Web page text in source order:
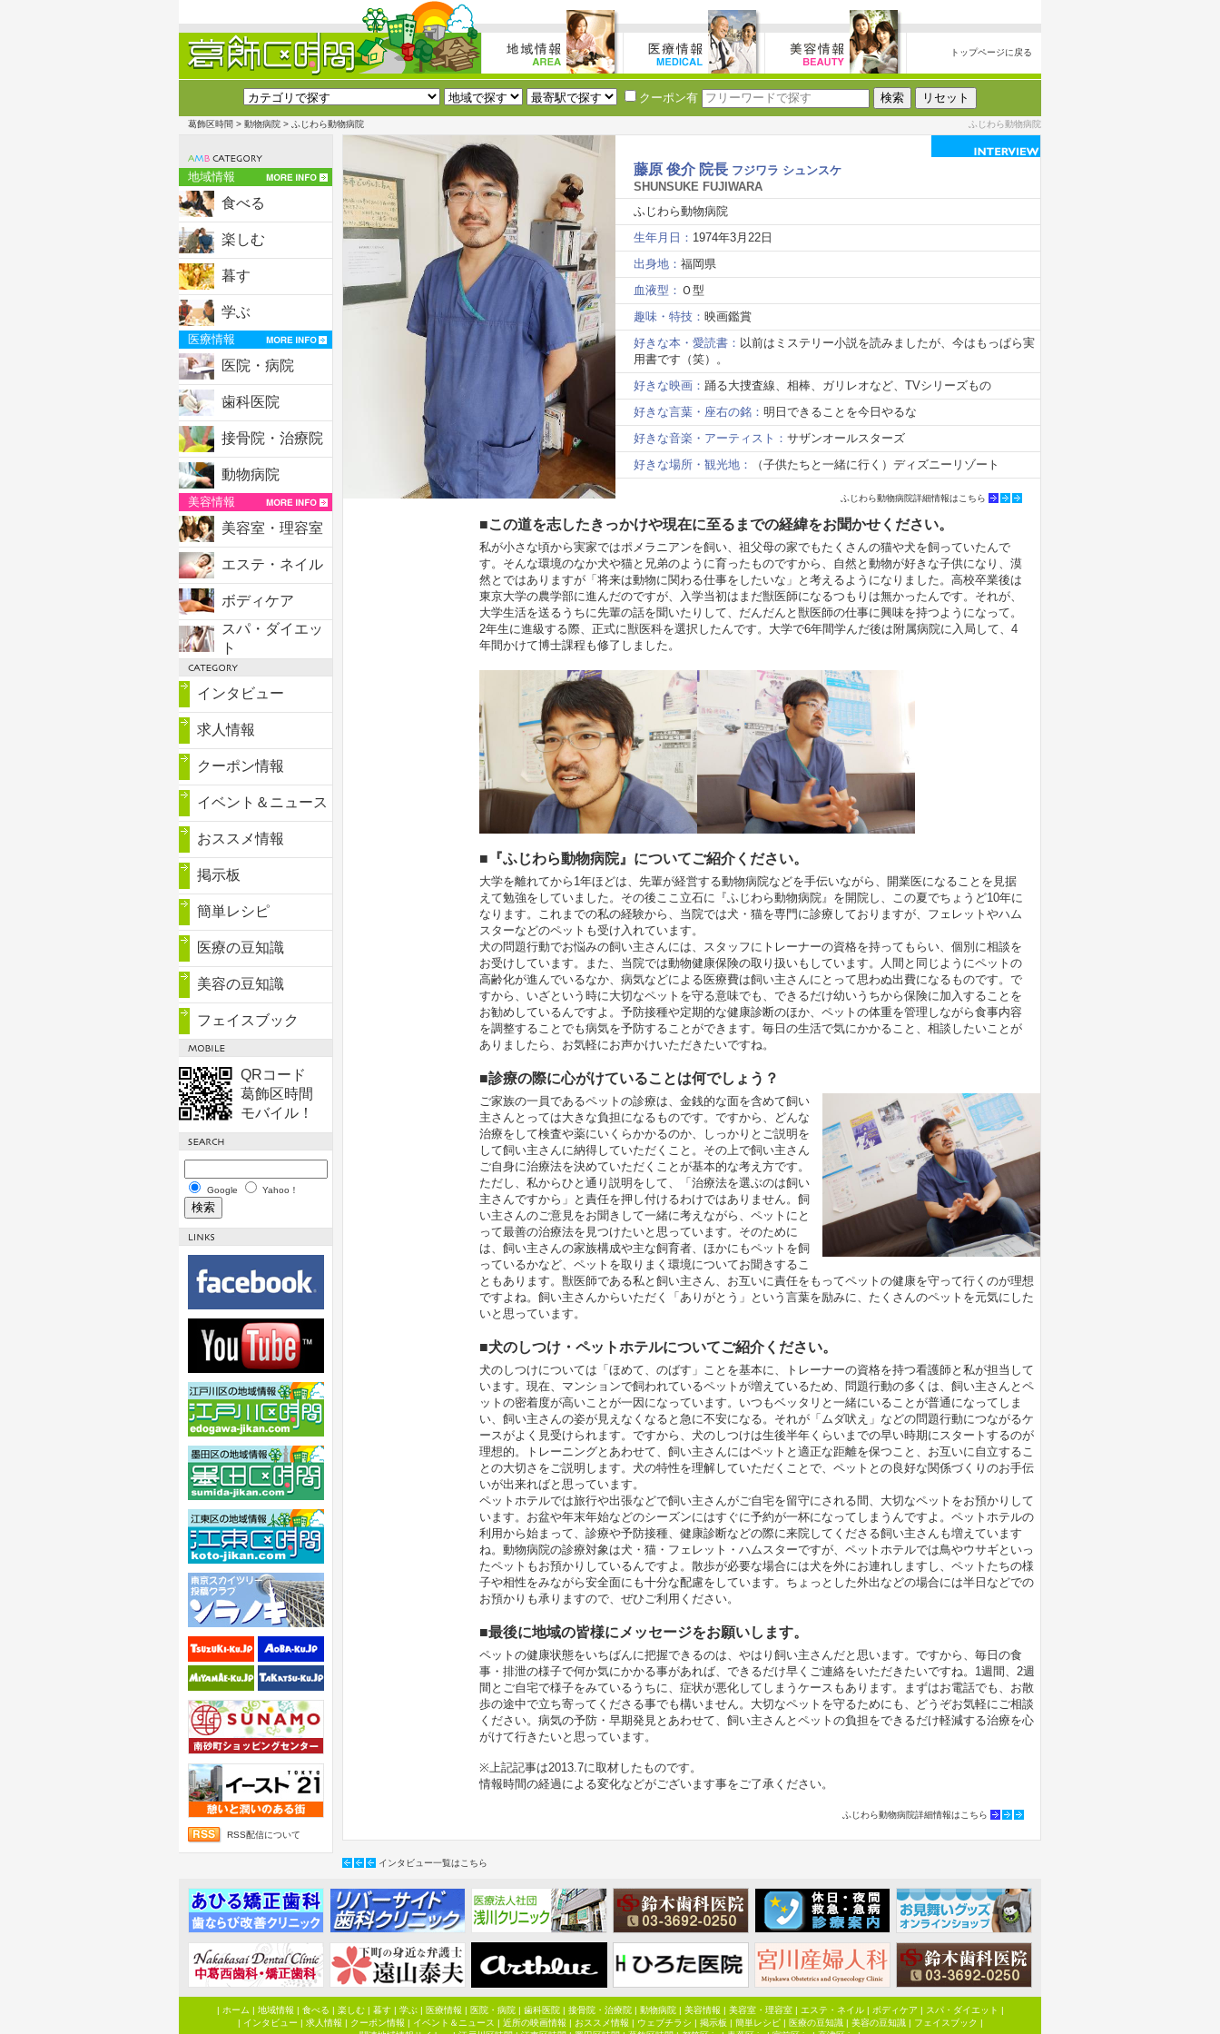
トップページに戻る
クーポン有
葛飾区時間 > 動物病院 > ふじわら動物病院 ふじわら動物病院
地域情報
食べる
楽しむ
暮す
学ぶ
医療情報
医院・病院
歯科医院
接骨院・治療院
動物病院
美容情報
美容室・理容室
エステ・ネイル
ボディケア
スパ・ダイエッ
ト
インタビュー
求人情報
クーポン情報
イベント＆ニュース
おススメ情報
掲示板
簡単レシピ
医療の豆知識
美容の豆知識
フェイスブック
QRコード
葛飾区時間
モバイル！
Google Yahoo！
RSS配信について
藤原 俊介 院長 フジワラ シュンスケ
SHUNSUKE FUJIWARA
ふじわら動物病院
生年月日： 1974年3月22日
出身地： 福岡県
血液型： Ｏ型
趣味・特技： 映画鑑賞
好きな本・愛読書： 以前はミステリー小説を読みましたが、今はもっぱら実
用書です（笑）。
好きな映画： 踊る大捜査線、相棒、ガリレオなど、TVシリーズもの
好きな言葉・座右の銘： 明日できることを今日やるな
好きな音楽・アーティスト： サザンオールスターズ
好きな場所・観光地：
（子供たちと一緒に行く）ディズニーリゾート
ふじわら動物病院詳細情報はこちら
■この道を志したきっかけや現在に至るまでの経緯をお聞かせください。
私が小さな頃から実家ではポメラニアンを飼い、祖父母の家でもたくさんの猫や犬を飼っていたんで
す。そんな環境のなか犬や猫と兄弟のように育ったものですから、自然と動物が好きな子供になり、漠
然とではありますが「将来は動物に関わる仕事をしたいな」と考えるようになりました。高校卒業後は
東京大学の農学部に進んだのですが、入学当初はまだ獣医師になるつもりは無かったんです。それが、
大学生活を送るうちに先輩の話を聞いたりして、だんだんと獣医師の仕事に興味を持つようになって。
2年生に進級する際、正式に獣医科を選択したんです。大学で6年間学んだ後は附属病院に入局して、4
年間かけて博士課程も修了しました。
■『ふじわら動物病院』についてご紹介ください。
大学を離れてから1年ほどは、先輩が経営する動物病院などを手伝いながら、開業医になることを見据
えて勉強をしていました。その後ここ立石に『ふじわら動物病院』を開院し、この夏でちょうど10年に
なります。これまでの私の経験から、当院では犬・猫を専門に診療しておりますが、フェレットやハム
スターなどのペットも受け入れています。
犬の問題行動でお悩みの飼い主さんには、スタッフにトレーナーの資格を持ってもらい、個別に相談を
お受けしています。また、当院では動物健康保険の取り扱いもしています。人間と同じようにペットの
高齢化が進んでいるなか、病気などによる医療費は飼い主さんにとって思わぬ出費になるものです。で
すから、いざという時に大切なペットを守る意味でも、できるだけ幼いうちから保険に加入することを
お勧めしているんですよ。予防接種や定期的な健康診断のほか、ペットの体重を管理しながら食事内容
を調整することでも病気を予防することができます。毎日の生活で気にかかること、相談したいことが
ありましたら、お気軽にお声かけいただきたいですね。
■診療の際に心がけていることは何でしょう？
ご家族の一員であるペットの診療は、金銭的な面を含めて飼い
主さんとっては大きな負担になるものです。ですから、どんな
治療をして検査や薬にいくらかかるのか、しっかりとご説明を
して飼い主さんに納得していただくこと。その上で飼い主さん
ご自身に治療法を決めていただくことが基本的な考え方です。
ただし、私からひと通り説明をして、「治療法を選ぶのは飼い
主さんですから」と責任を押し付けるわけではありません。飼
い主さんのご意見をお聞きして一緒に考えながら、ペットにと
って最善の治療法を見つけたいと思っています。そのために
は、飼い主さんの家族構成や主な飼育者、ほかにもペットを飼
っているかなど、ペットを取りまく環境についてお聞きするこ
ともあります。獣医師である私と飼い主さん、お互いに責任をもってペットの健康を守って行くのが理想
ですよね。飼い主さんからいただく「ありがとう」という言葉を励みに、たくさんのペットを元気にした
いと思っています。
■犬のしつけ・ペットホテルについてご紹介ください。
犬のしつけについては「ほめて、のばす」ことを基本に、トレーナーの資格を持つ看護師と私が担当して
います。現在、マンションで飼われているペットが増えているため、問題行動の多くは、飼い主さんとペ
ットの密着度が高いことが一因になっています。いつもベッタリと一緒にいることが普通になってしま
い、飼い主さんの姿が見えなくなると急に不安になる。それが「ムダ吠え」などの問題行動につながるケ
ースがよく見受けられます。ですから、犬のしつけは生後半年くらいまでの早い時期にスタートするのが
理想的。トレーニングとあわせて、飼い主さんにはペットと適正な距離を保つこと、お互いに自立するこ
との大切さをご説明します。犬の特性を理解していただくことで、ペットとの良好な関係づくりのお手伝
いが出来ればと思っています。
ペットホテルでは旅行や出張などで飼い主さんがご自宅を留守にされる間、大切なペットをお預かりして
います。お盆や年末年始などのシーズンにはすぐに予約が一杯になってしまうんですよ。ペットホテルの
利用から始まって、診療や予防接種、健康診断などの際に来院してくださる飼い主さんも増えています
ね。動物病院の診療対象は犬・猫・フェレット・ハムスターですが、ペットホテルでは鳥やウサギといっ
たペットもお預かりしているんですよ。散歩が必要な場合には犬を外にお連れしますし、ペットたちの様
子や相性をみながら安全面にも十分な配慮をしています。ちょっとした外出などの場合には半日などでの
お預かりも承りますので、ぜひご利用ください。
■最後に地域の皆様にメッセージをお願いします。
ペットの健康状態をいちばんに把握できるのは、やはり飼い主さんだと思います。ですから、毎日の食
事・排泄の様子で何か気にかかる事があれば、できるだけ早くご連絡をいただきたいですね。1週間、2週
間とご自宅で様子をみているうちに、症状が悪化してしまうケースもあります。まずはお電話でも、お散
歩の途中で立ち寄ってくださる事でも構いません。大切なペットを守るためにも、どうぞお気軽にご相談
ください。病気の予防・早期発見とあわせて、飼い主さんとペットの負担をできるだけ軽減する治療を心
がけて行きたいと思っています。
※上記記事は2013.7に取材したものです。
情報時間の経過による変化などがございます事をご了承ください。
ふじわら動物病院詳細情報はこちら
インタビュー一覧はこちら
| ホーム | 地域情報 | 食べる | 楽しむ| 暮す| 学ぶ| 医療情報 | 医院・病院| 歯科医院| 接骨院・治療院| 動物病院| 美容情報 | 美容室・理容室| エステ・ネイル| ボディケア | スパ・ダイエット |
| インタビュー | 求人情報 | クーポン情報 | イベント＆ニュース | 近所の映画情報 | おススメ情報 | ウェブチラシ | 掲示板 | 簡単レシピ| 医療の豆知識| 美容の豆知識| フェイスブック |